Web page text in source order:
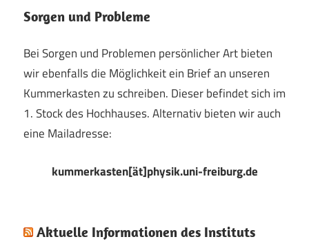
Sorgen und Probleme
Bei Sorgen und Problemen persönlicher Art bieten
wir ebenfalls die Möglichkeit ein Brief an unseren
Kummerkasten zu schreiben. Dieser befindet sich im
1. Stock des Hochhauses. Alternativ bieten wir auch
eine Mailadresse:
kummerkasten[ät]physik.uni-freiburg.de
Aktuelle Informationen des Instituts